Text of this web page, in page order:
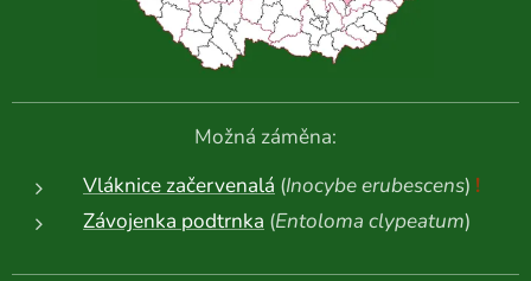
Možná záměna:
Vláknice začervenalá (Inocybe erubescens) !
Závojenka podtrnka (Entoloma clypeatum)